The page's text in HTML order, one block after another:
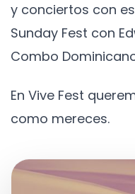
y conciertos con
Sunday Fest con
Combo
En Vive Fest
como mereces.